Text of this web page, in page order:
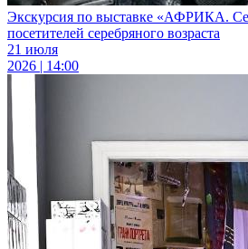
Экскурсия по выставке «АФРИКА.
посетителей серебряного возраста
21 июля
2026 | 14:00